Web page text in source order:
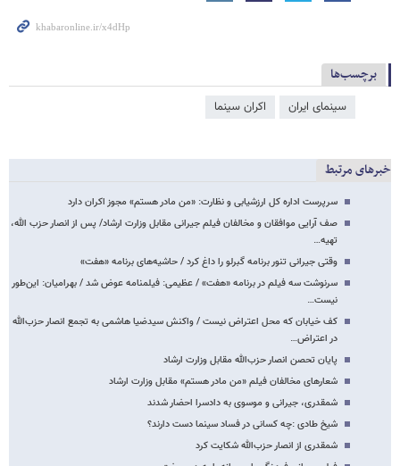
برچسب‌ها
سینمای ایران اکران سینما
خبرهای مرتبط
سرپرست اداره کل ارزشیابی و نظارت: «من مادر هستم» مجوز اکران دارد
صف آرایی موافقان و مخالفان فیلم جیرانی مقابل وزارت ارشاد/ پس از انصار حزب الله،
تهیه…
وقتی جیرانی تنور برنامه گبرلو را داغ کرد / حاشیه‌های برنامه «هفت»
سرنوشت سه فیلم در برنامه «هفت» / عظیمی: فیلمنامه عوض شد / بهرامیان: این‌طور
نیست…
کف خیابان که محل اعتراض نیست / واکنش سیدضیا هاشمی به تجمع انصار حزب‌الله
در اعتراض…
پایان تحصن انصار حزب‌الله مقابل وزارت ارشاد
شعارهای مخالفان فیلم «من مادر هستم» مقابل وزارت ارشاد
شمقدری، جیرانی و موسوی به دادسرا احضار شدند
شیخ طادی :چه کسانی در فساد سینما دست دارند؟
شمقدری از انصار حزب‌الله شکایت کرد